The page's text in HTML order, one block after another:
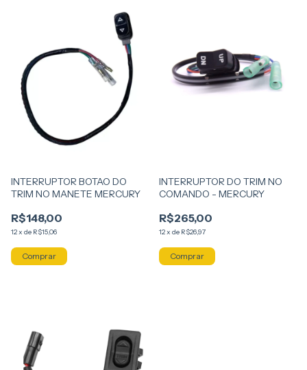
INTERRUPTOR BOTAO DO
TRIM NO MANETE MERCURY
R$148,00
12x de R$15,06
INTERRUPTOR DO TRIM NO
COMANDO - MERCURY
R$265,00
12x de R$26,97